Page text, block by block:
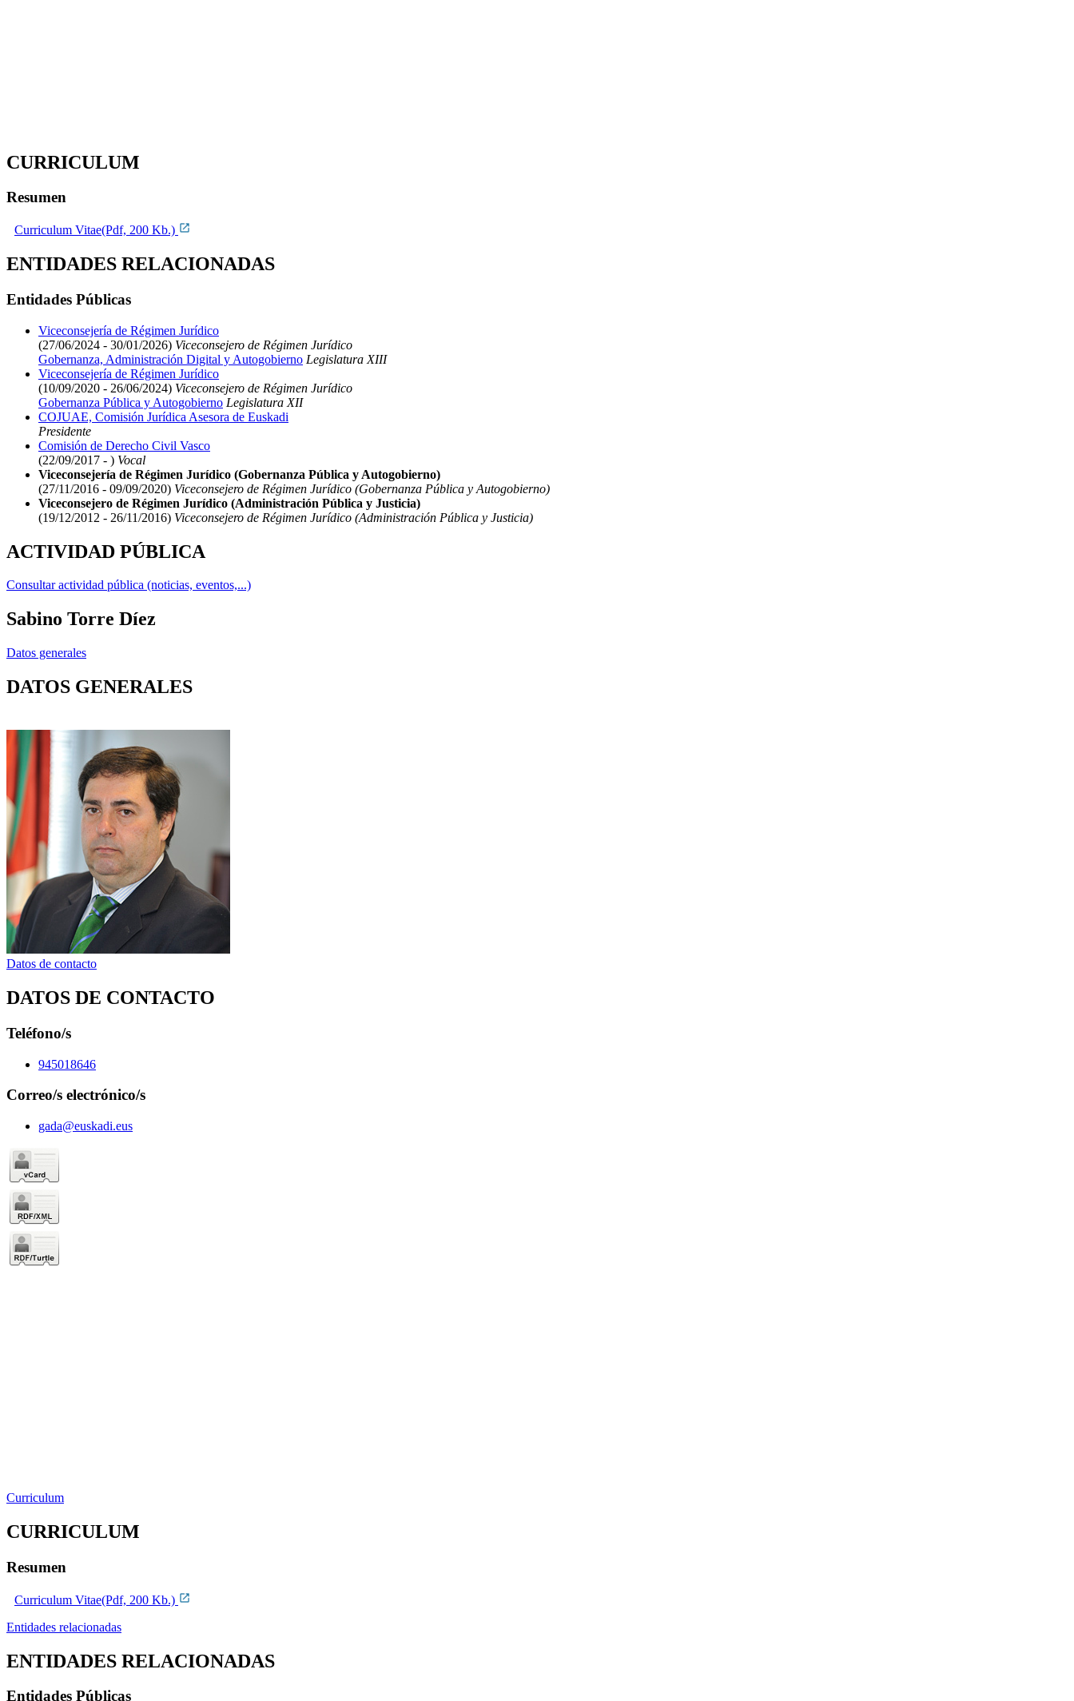
CURRICULUM
Resumen
Curriculum Vitae(Pdf, 200 Kb.)
ENTIDADES RELACIONADAS
Entidades Públicas
Viceconsejería de Régimen Jurídico
(27/06/2024 - 30/01/2026) Viceconsejero de Régimen Jurídico
Gobernanza, Administración Digital y Autogobierno Legislatura XIII
Viceconsejería de Régimen Jurídico
(10/09/2020 - 26/06/2024) Viceconsejero de Régimen Jurídico
Gobernanza Pública y Autogobierno Legislatura XII
COJUAE, Comisión Jurídica Asesora de Euskadi
Presidente
Comisión de Derecho Civil Vasco
(22/09/2017 - ) Vocal
Viceconsejería de Régimen Jurídico (Gobernanza Pública y Autogobierno)
(27/11/2016 - 09/09/2020) Viceconsejero de Régimen Jurídico (Gobernanza Pública y Autogobierno)
Viceconsejero de Régimen Jurídico (Administración Pública y Justicia)
(19/12/2012 - 26/11/2016) Viceconsejero de Régimen Jurídico (Administración Pública y Justicia)
ACTIVIDAD PÚBLICA
Consultar actividad pública (noticias, eventos,...)
Sabino Torre Díez
Datos generales
DATOS GENERALES
Datos de contacto
DATOS DE CONTACTO
Teléfono/s
945018646
Correo/s electrónico/s
gada@euskadi.eus
Curriculum
CURRICULUM
Resumen
Curriculum Vitae(Pdf, 200 Kb.)
Entidades relacionadas
ENTIDADES RELACIONADAS
Entidades Públicas